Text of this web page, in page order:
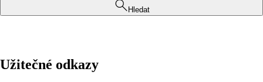
Hledat
Užitečné odkazy